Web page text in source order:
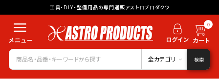
工具・DIY・整備用品の専門通販アストロプロダクツ
0
全カテゴリ 検索